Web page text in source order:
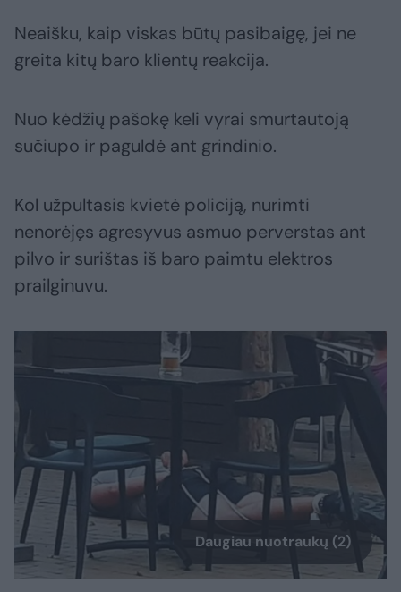
Neaišku, kaip viskas būtų pasibaigę, jei ne
greita kitų baro klientų reakcija.
Nuo kėdžių pašokę keli vyrai smurtautoją
sučiupo ir paguldė ant grindinio.
Kol užpultasis kvietė policiją, nurimti
nenorėjęs agresyvus asmuo perverstas ant
pilvo ir surištas iš baro paimtu elektros
prailginuvu.
Daugiau nuotraukų (2)